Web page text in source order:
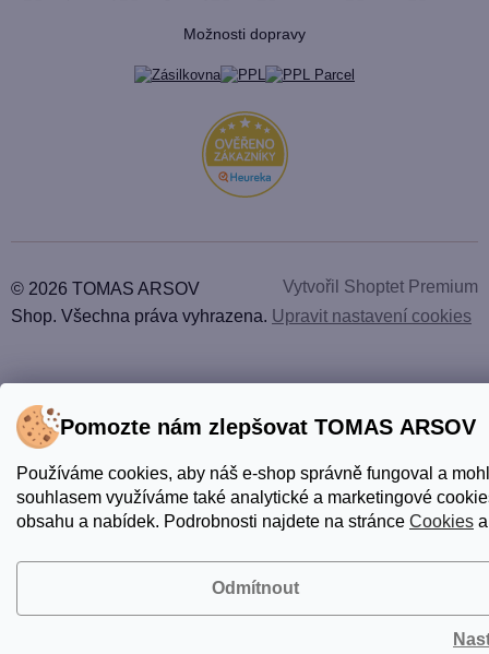
Pomozte nám zlepšovat TOMAS ARSOV
Používáme cookies, aby náš e-shop správně fungoval a
souhlasem využíváme také analytické a marketingové
obsahu a nabídek. Podrobnosti najdete na stránce Cookies
Odmítnout
Možnosti dopravy
Vytvořil Shoptet Premium
© 2026 TOMAS ARSOV
Shop. Všechna práva vyhrazena. Upravit nastavení cookies